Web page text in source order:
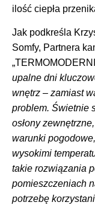
ilość ciepła
Jak podkreśla
Somfy, Partnera
upalne dni
wnętrz – zamiast
problem. Świetnie
osłony
warunki
wysokimi
takie rozwiązania
pomieszczeniach
potrzebę